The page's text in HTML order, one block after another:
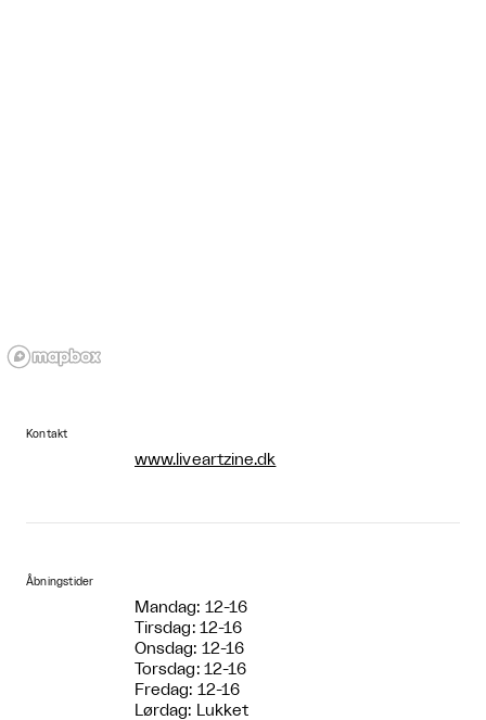
Kontakt
www.liveartzine.dk
Åbningstider
Mandag: 12-16
Tirsdag: 12-16
Onsdag: 12-16
Torsdag: 12-16
Fredag: 12-16
Lørdag: Lukket